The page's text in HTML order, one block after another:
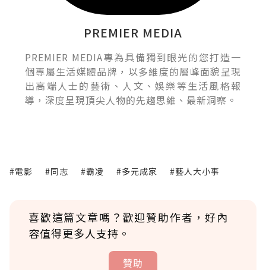
PREMIER MEDIA
PREMIER MEDIA專為具備獨到眼光的您打造一
個專屬生活媒體品牌，以多維度的層峰面貌呈現
出高端人士的藝術、人文、娛樂等生活風格報
導，深度呈現頂尖人物的先趨思維、最新洞察。
#電影 #同志 #霸凌 #多元成家 #藝人大小事
喜歡這篇文章嗎？歡迎贊助作者，好內
容值得更多人支持。
贊助